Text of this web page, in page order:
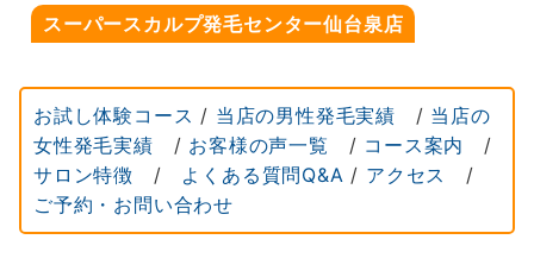
スーパースカルプ発毛センター仙台泉店
お試し体験コース / 当店の男性発毛実績 / 当店の
女性発毛実績 / お客様の声一覧 / コース案内
/
サロン特徴 / よくある質問Q&A / アクセス
/
ご予約・お問い合わせ